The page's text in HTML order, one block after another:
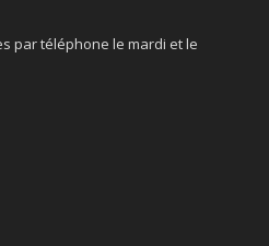
par téléphone le mardi et le